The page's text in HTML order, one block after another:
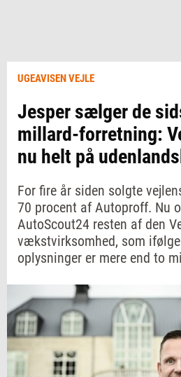
UGEAVISEN VEJLE
Jesper sælger de
millard-forretning:
nu helt på
For fire år siden solgte
70 procent af Autoproff. Nu
AutoScout24 resten af den
vækstvirksomhed, som
oplysninger er mere end to